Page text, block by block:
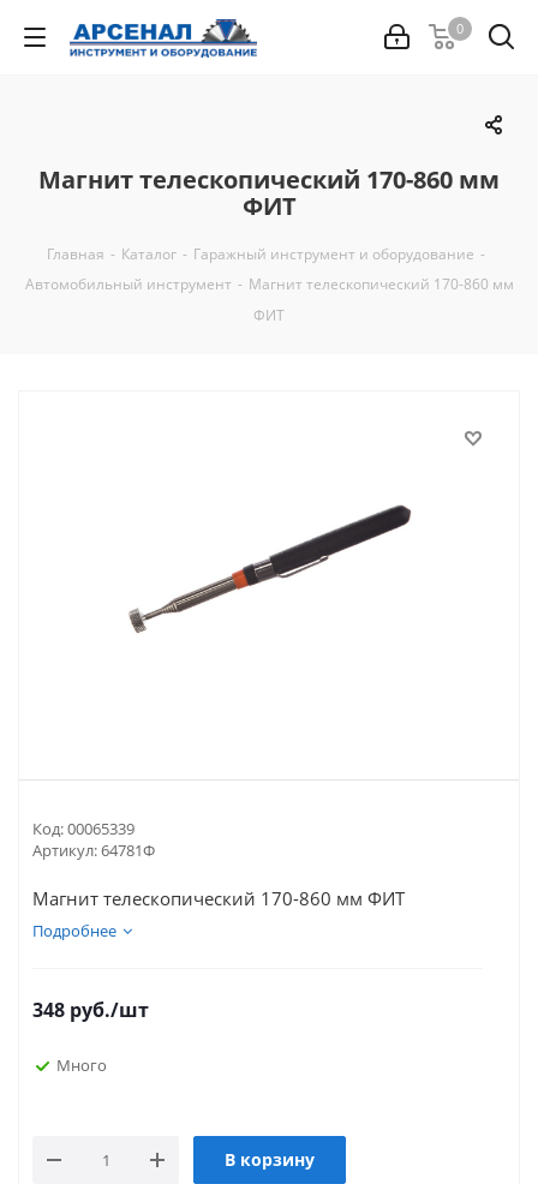
0
Магнит телескопический 170-860 мм
ФИТ
Главная - Каталог - Гаражный инструмент и оборудование -
Автомобильный инструмент - Магнит телескопический 170-860 мм
ФИТ
Код:00065339
Артикул:64781Ф
Магнит телескопический 170-860 мм ФИТ
Подробнее
348 руб./шт
Много
В корзину